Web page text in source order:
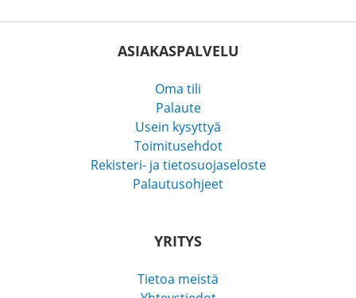
ASIAKASPALVELU
Oma tili
Palaute
Usein kysyttyä
Toimitusehdot
Rekisteri- ja tietosuojaseloste
Palautusohjeet
YRITYS
Tietoa meistä